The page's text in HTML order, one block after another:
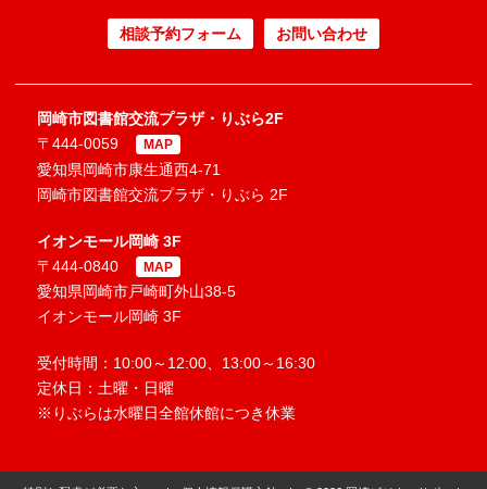
相談予約フォーム お問い合わせ
岡崎市図書館交流プラザ・りぶら2F
〒444-0059
MAP
愛知県岡崎市康生通西4-71
岡崎市図書館交流プラザ・りぶら 2F
イオンモール岡崎 3F
〒444-0840
MAP
愛知県岡崎市戸崎町外山38-5
イオンモール岡崎 3F
受付時間：10:00～12:00、13:00～16:30
定休日：土曜・日曜
※りぶらは水曜日全館休館につき休業